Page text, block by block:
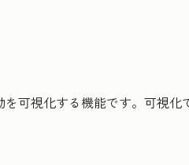
可視化する機能です。可視